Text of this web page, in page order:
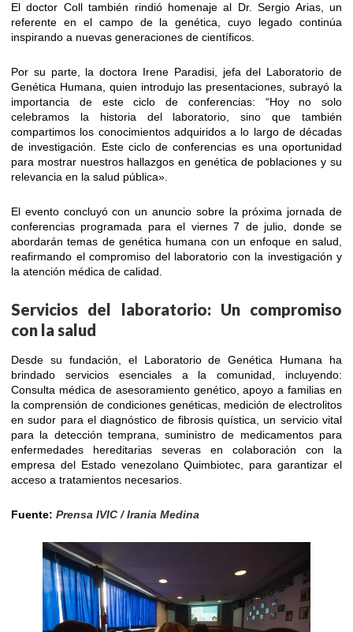
El doctor Coll también rindió homenaje al Dr. Sergio Arias, un
referente en el campo de la genética, cuyo legado continúa
inspirando a nuevas generaciones de científicos.
Por su parte, la doctora Irene Paradisi, jefa del Laboratorio de
Genética Humana, quien introdujo las presentaciones, subrayó la
importancia de este ciclo de conferencias: “Hoy no solo
celebramos la historia del laboratorio, sino que también
compartimos los conocimientos adquiridos a lo largo de décadas
de investigación. Este ciclo de conferencias es una oportunidad
para mostrar nuestros hallazgos en genética de poblaciones y su
relevancia en la salud pública».
El evento concluyó con un anuncio sobre la próxima jornada de
conferencias programada para el viernes 7 de julio, donde se
abordarán temas de genética humana con un enfoque en salud,
reafirmando el compromiso del laboratorio con la investigación y
la atención médica de calidad.
Servicios del laboratorio: Un compromiso
con la salud
Desde su fundación, el Laboratorio de Genética Humana ha
brindado servicios esenciales a la comunidad, incluyendo:
Consulta médica de asesoramiento genético, apoyo a familias en
la comprensión de condiciones genéticas, medición de electrolitos
en sudor para el diagnóstico de fibrosis quística, un servicio vital
para la detección temprana, suministro de medicamentos para
enfermedades hereditarias severas en colaboración con la
empresa del Estado venezolano Quimbiotec, para garantizar el
acceso a tratamientos necesarios.
Fuente: Prensa IVIC / Irania Medina